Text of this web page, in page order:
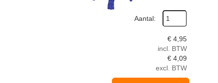
Aantal:
€ 4,95
incl. BTW
€ 4,09
excl. BTW